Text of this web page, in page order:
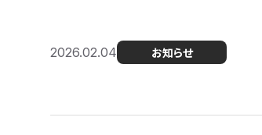
2026.02.04 お知らせ